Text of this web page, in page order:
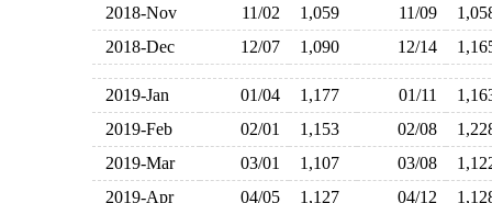
2018-Nov
11/02 1,059 11/09
2018-Dec
12/07 1,090 12/14
2019-Jan 01/04 1,177 01/11
2019-Feb
02/01 1,153 02/08
2019-Mar
03/01 1,107 03/08
2019-Apr
04/05 1,127 04/12